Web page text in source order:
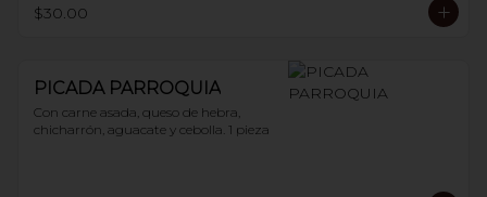
$30.00
PICADA PARROQUIA
Con carne asada, queso de hebra,
chicharrón, aguacate y cebolla. 1 pieza